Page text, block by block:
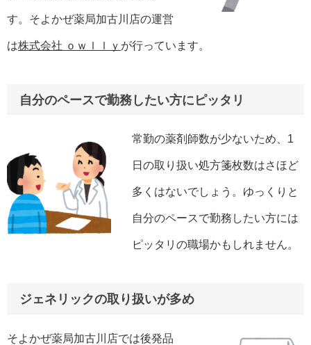
す。そよかぜ薬局加古川店の運営
は株式会社 ｏｗｌｌｙ が行っています。
自分のペースで勤務したい方にピッタリ
常勤の薬剤師数が少ないため、1
日の取り扱い処方箋枚数はさほど
多くはないでしょう。ゆっくりと
自分のペースで勤務したい方には
ピッタリの職場かもしれません。
ジェネリックの取り扱いが多め
そよかぜ薬局加古川店では後発品